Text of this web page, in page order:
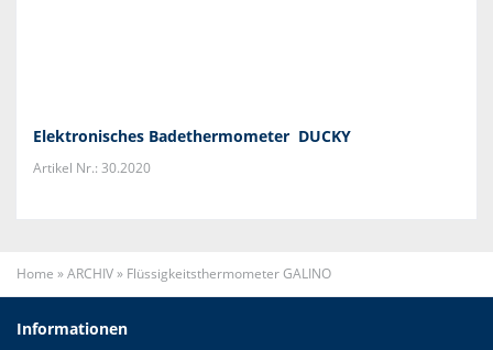
Elektronisches Badethermometer DUCKY
Artikel Nr.: 30.2020
Home »ARCHIV» Flüssigkeitsthermometer GALINO
Informationen